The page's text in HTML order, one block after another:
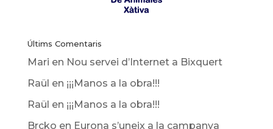
Últims Comentaris
Mari en Nou servei d’Internet a Bixquert
Raül en ¡¡¡Manos a la obra!!!
Raül en ¡¡¡Manos a la obra!!!
Brcko en Eurona s’uneix a la campanya